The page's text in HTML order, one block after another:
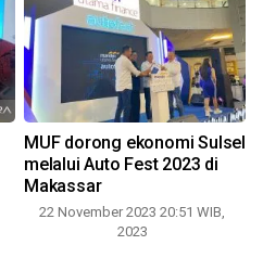
MUF dorong ekonomi Sulsel
melalui Auto Fest 2023 di
Makassar
22 November 2023 20:51 WIB,
2023